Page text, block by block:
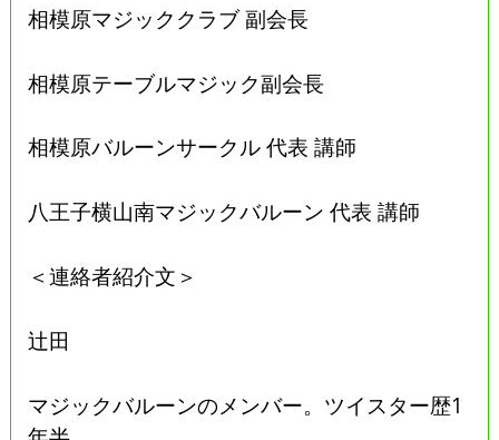
相模原マジッククラブ 副会長
相模原テーブルマジック副会長
相模原バルーンサークル 代表 講師
八王子横山南マジックバルーン 代表 講師
＜連絡者紹介文＞
辻田
マジックバルーンのメンバー。ツイスター歴1